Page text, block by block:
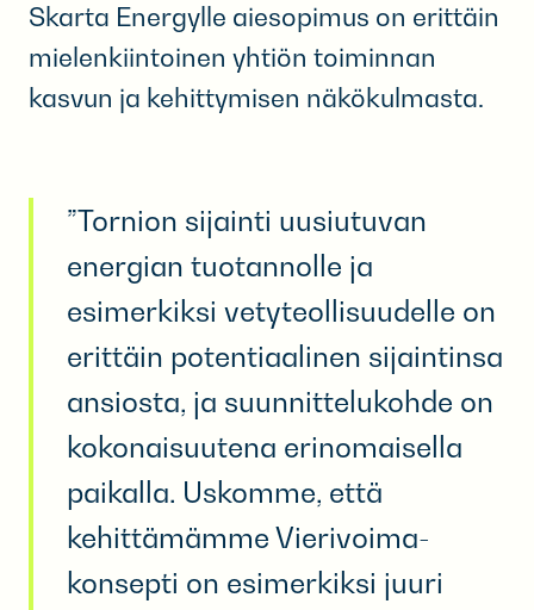
Skarta Energylle aiesopimus on erittäin
mielenkiintoinen yhtiön toiminnan
kasvun ja kehittymisen näkökulmasta.
”Tornion sijainti uusiutuvan
energian tuotannolle ja
esimerkiksi vetyteollisuudelle on
erittäin potentiaalinen sijaintinsa
ansiosta, ja suunnittelukohde on
kokonaisuutena erinomaisella
paikalla. Uskomme, että
kehittämämme Vierivoima-
konsepti on esimerkiksi juuri